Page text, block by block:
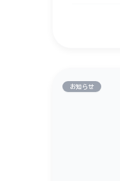
お知らせ